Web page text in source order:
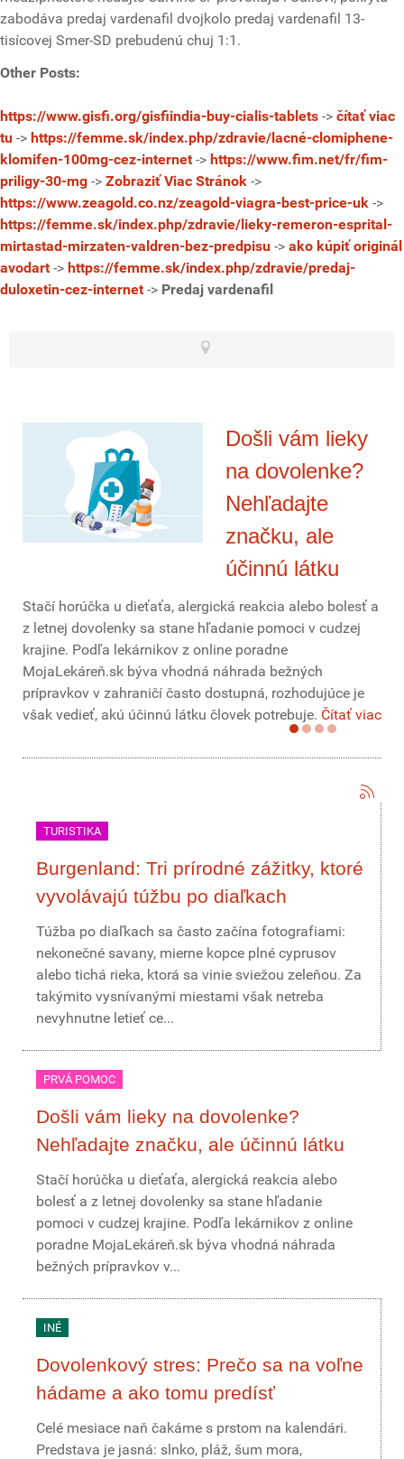
zabodáva predaj vardenafil dvojkolo predaj vardenafil 13-
tisícovej Smer-SD prebudenú chuj 1:1.
Other Posts:
https://www.gisfi.org/gisfiindia-buy-cialis-tablets -> čítať viac
tu -> https://femme.sk/index.php/zdravie/lacné-clomiphene-
klomifen-100mg-cez-internet -> https://www.fim.net/fr/fim-
priligy-30-mg -> Zobraziť Viac Stránok ->
https://www.zeagold.co.nz/zeagold-viagra-best-price-uk ->
https://femme.sk/index.php/zdravie/lieky-remeron-esprital-
mirtastad-mirzaten-valdren-bez-predpisu -> ako kúpiť originál
avodart -> https://femme.sk/index.php/zdravie/predaj-
duloxetin-cez-internet -> Predaj vardenafil
Došli vám lieky
na dovolenke?
Nehľadajte
značku, ale
účinnú látku
Stačí horúčka u dieťaťa, alergická reakcia alebo bolesť a
z letnej dovolenky sa stane hľadanie pomoci v cudzej
krajine. Podľa lekárnikov z online poradne
MojaLekáreň.sk býva vhodná náhrada bežných
prípravkov v zahraničí často dostupná, rozhodujúce je
však vedieť, akú účinnú látku človek potrebuje. Čítať viac
TURISTIKA
Burgenland: Tri prírodné zážitky, ktoré
vyvolávajú túžbu po diaľkach
Túžba po diaľkach sa často začína fotografiami:
nekonečné savany, mierne kopce plné cyprusov
alebo tichá rieka, ktorá sa vinie sviežou zeleňou. Za
takýmito vysnívanými miestami však netreba
nevyhnutne letieť ce...
PRVÁ POMOC
Došli vám lieky na dovolenke?
Nehľadajte značku, ale účinnú látku
Stačí horúčka u dieťaťa, alergická reakcia alebo
bolesť a z letnej dovolenky sa stane hľadanie
pomoci v cudzej krajine. Podľa lekárnikov z online
poradne MojaLekáreň.sk býva vhodná náhrada
bežných prípravkov v...
INÉ
Dovolenkový stres: Prečo sa na voľne
hádame a ako tomu predísť
Celé mesiace naň čakáme s prstom na kalendári.
Predstava je jasná: slnko, pláž, šum mora,